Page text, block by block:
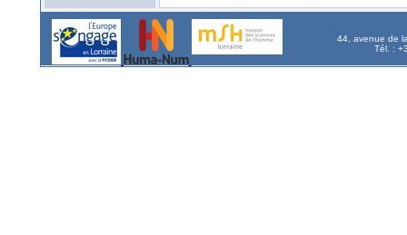
44, avenue de
Tél. :